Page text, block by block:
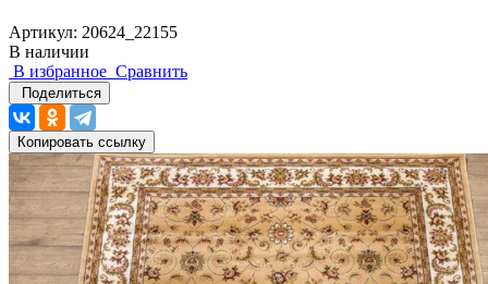
Артикул: 20624_22155
В наличии
В избранное Сравнить
Поделиться
Копировать ссылку